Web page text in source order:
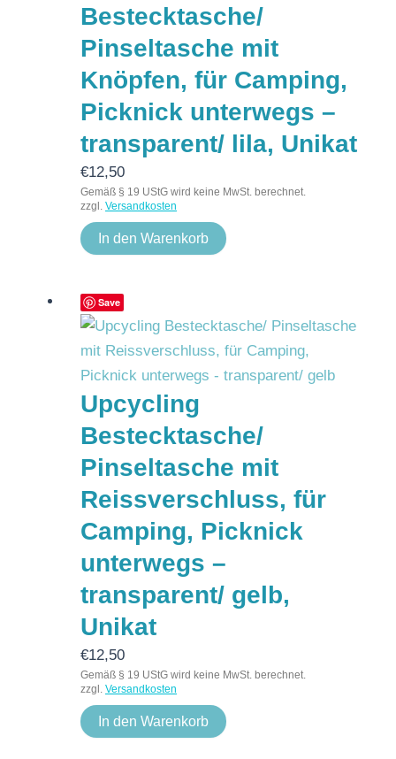
Bestecktasche/
Pinseltasche mit
Knöpfen, für Camping,
Picknick unterwegs –
transparent/ lila, Unikat
€12,50
Gemäß § 19 UStG wird keine MwSt. berechnet.
zzgl. Versandkosten
In den Warenkorb
Save
Upcycling
Bestecktasche/
Pinseltasche mit
Reissverschluss, für
Camping, Picknick
unterwegs –
transparent/ gelb,
Unikat
€12,50
Gemäß § 19 UStG wird keine MwSt. berechnet.
zzgl. Versandkosten
In den Warenkorb